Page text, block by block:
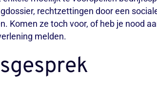
rechtzettingen door een
Komen ze toch voor, of heb je nood
melden.